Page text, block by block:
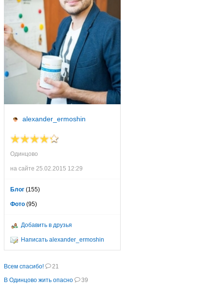
alexander_ermoshin
Одинцово
на сайте 25.02.2015 12:29
Блог (155)
Фото (95)
Добавить в друзья
Написать alexander_ermoshin
Всем спасибо!
21
В Одинцово жить опасно
39